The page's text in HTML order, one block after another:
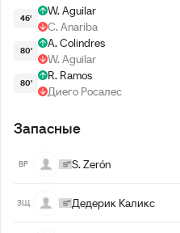
46'
W. Aguilar
C. Anariba
80'
A. Colindres
W. Aguilar
80'
R. Ramos
Диего Росалес
Запасные
ВР S. Zerón
ЗЩ Дедерик Каликс